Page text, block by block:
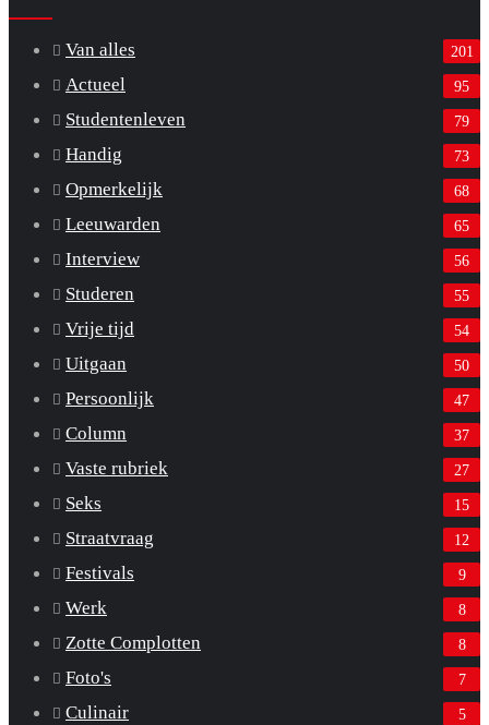
Van alles 201
Actueel 95
Studentenleven 79
Handig 73
Opmerkelijk 68
Leeuwarden 65
Interview 56
Studeren 55
Vrije tijd 54
Uitgaan 50
Persoonlijk 47
Column 37
Vaste rubriek 27
Seks 15
Straatvraag 12
Festivals 9
Werk 8
Zotte Complotten 8
Foto's 7
Culinair 5